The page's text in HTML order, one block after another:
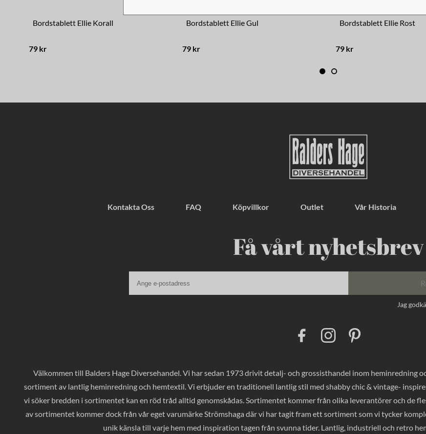
Bordstablett Ellie Korall
79 kr
Bordstablett Ellie Gul
79 kr
Bordstablett Ellie Rost
79 kr
Kontakta Oss FAQ Köpvillkor Outlet Vår Historia
Få vårt nyhetsbrev
Jag
o
o
k
I
n
g
r
a
r
e
s
Välkommen till Balders Hage Diversehandel. Vi har sedan 1973 drivit detalj- och grossisthandel inom heminredning
sortiment av lantlig heminredning och hemtextil. Vi erbjuder en traditionell lantlig stil med shabby chic & vintage-
vi söker bredden i sortimentet kan en röd tråd alltid genomskådas. Sortimentet kommer från olika leverantörer och de
av sortimentet kommer dock från vår eget varumärke Strömshaga där vi har tagit fram ett sortiment som vi tycker
unik känsla till varje hem med inspiration tagen från svunna tider. Lantlig, industriell och retro